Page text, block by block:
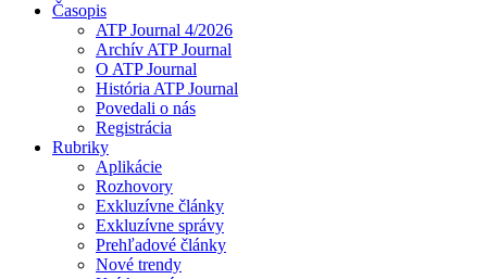
Časopis
ATP Journal 4/2026
Archív ATP Journal
O ATP Journal
História ATP Journal
Povedali o nás
Registrácia
Rubriky
Aplikácie
Rozhovory
Exkluzívne články
Exkluzívne správy
Prehľadové články
Nové trendy